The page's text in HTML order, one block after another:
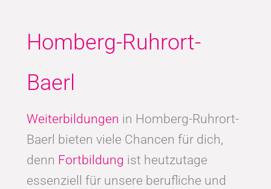
Homberg-Ruhrort-
Baerl
Weiterbildungen in Homberg-Ruhrort-
Baerl bieten viele Chancen für dich,
denn Fortbildung ist heutzutage
essenziell für unsere berufliche und